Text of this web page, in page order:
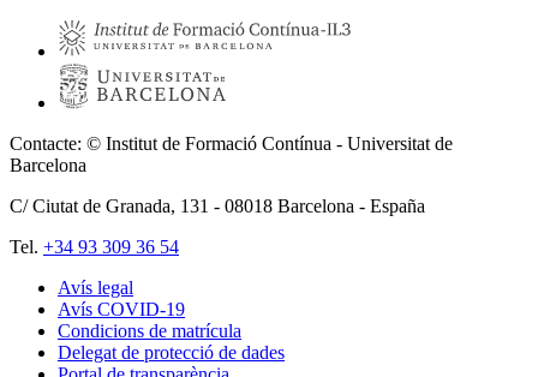
Contacte: © Institut de Formació Contínua - Universitat de
Barcelona
C/ Ciutat de Granada, 131 - 08018 Barcelona - España
Tel. +34 93 309 36 54
Pie
Avís legal
Avís COVID-19
Condicions de matrícula
Delegat de protecció de dades